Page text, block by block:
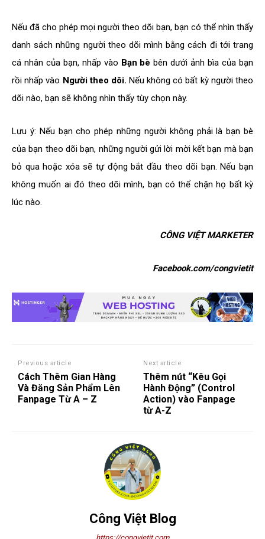
Nếu đã cho phép mọi người theo dõi bạn, bạn có thể nhìn thấy
danh sách những người theo dõi mình bằng cách đi tới trang
cá nhân của bạn, nhấp vào Bạn bèbên dưới ảnh bìa của bạn
rồi nhấp vào Người theo dõi. Nếu không có bất kỳ người theo
dõi nào, bạn sẽ không nhìn thấy tùy chọn này.
Lưu ý: Nếu bạn cho phép những người không phải là bạn bè
của bạn theo dõi bạn, những người gửi lời mời kết bạn mà bạn
bỏ qua hoặc xóa sẽ tự động bắt đầu theo dõi bạn. Nếu bạn
không muốn ai đó theo dõi mình, bạn có thể chặn họ bất kỳ
lúc nào.
CÔNG VIỆT MARKETER
Facebook.com/congvietit
Previous article
Cách Thêm Gian Hàng
Và Đăng Sản Phẩm Lên
Fanpage Từ A – Z
Next article
Thêm nút “Kêu Gọi
Hành Động” (Control
Action) vào Fanpage
từ A-Z
Công Việt Blog